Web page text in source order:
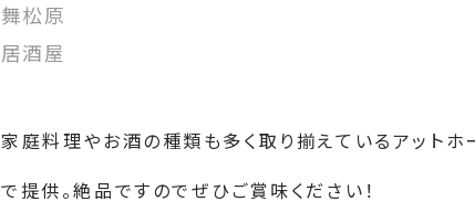
舞松原
居酒屋
家庭料理やお酒の種類も多く取り揃えているアット
で提供。絶品ですのでぜひご賞味ください！